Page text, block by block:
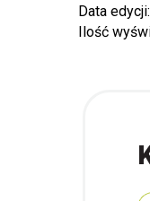
Data edycji:
Ilość